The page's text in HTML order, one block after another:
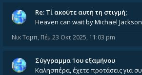
Re: Tί ακούτε αυτή τη στιγμή;
Heaven can wait by Michael Jackson
Νικ Ταμπ, Πέμ 23 Οκτ 2025, 11:03 pm
Σύγγραμμα 1ου εξαμήνου